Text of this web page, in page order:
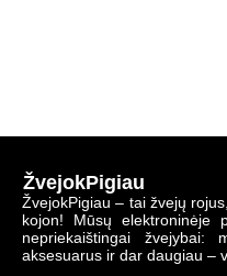
ŽvejokPigiau
ŽvejokPigiau – tai žvejų
kojon! Mūsų elektroninėje
nepriekaištingai žvejybai:
aksesuarus ir dar daugiau –